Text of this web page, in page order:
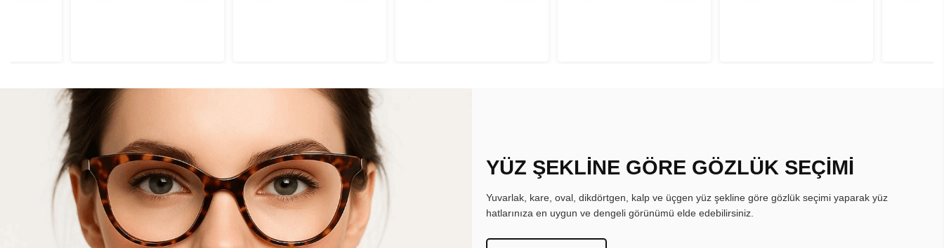
YÜZ ŞEKLİNE GÖRE GÖZLÜK SEÇİMİ
Yuvarlak, kare, oval, dikdörtgen, kalp ve üçgen yüz şekline göre gözlük seçimi yaparak yüz
hatlarınıza en uygun ve dengeli görünümü elde edebilirsiniz.